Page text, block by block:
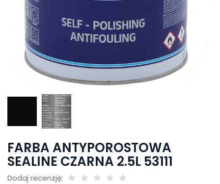
FARBA ANTYPOROSTOWA
SEALINE CZARNA 2.5L 53111
Dodaj recenzję: